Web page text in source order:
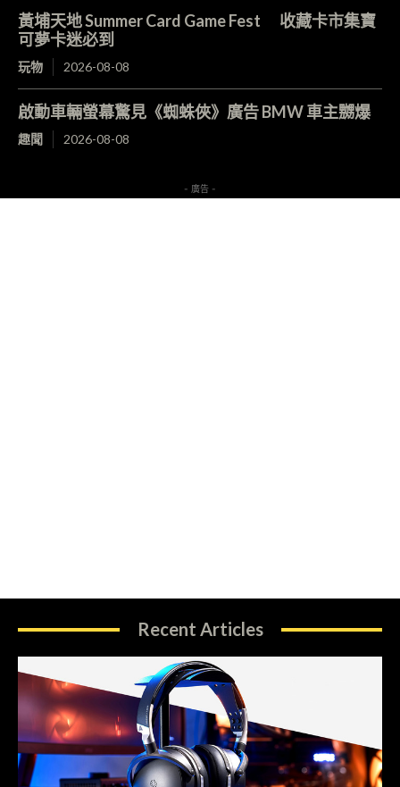
黃埔天地 Summer Card Game Fest 收藏卡市集寶
可夢卡迷必到
玩物 2026-08-08
啟動車輛螢幕驚見《蜘蛛俠》廣告 BMW 車主嬲爆
趣聞 2026-08-08
- 廣告 -
Recent Articles